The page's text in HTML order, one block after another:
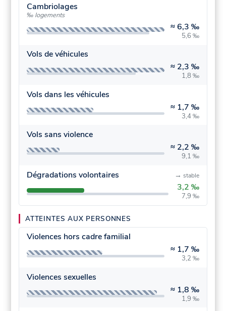
Cambriolages
‰ logements
≈6,3 ‰
5,6 ‰
Vols de véhicules
≈ 2,3 ‰
1,8 ‰
Vols dans les véhicules
≈ 1,7 ‰
3,4 ‰
Vols sans violence
≈ 2,2 ‰
9,1 ‰
Dégradations volontaires
3,2 ‰
7,9 ‰
→ stable
ATTEINTES AUX PERSONNES
Violences hors cadre familial
≈ 1,7 ‰
3,2 ‰
Violences sexuelles
≈ 1,8 ‰
1,9 ‰